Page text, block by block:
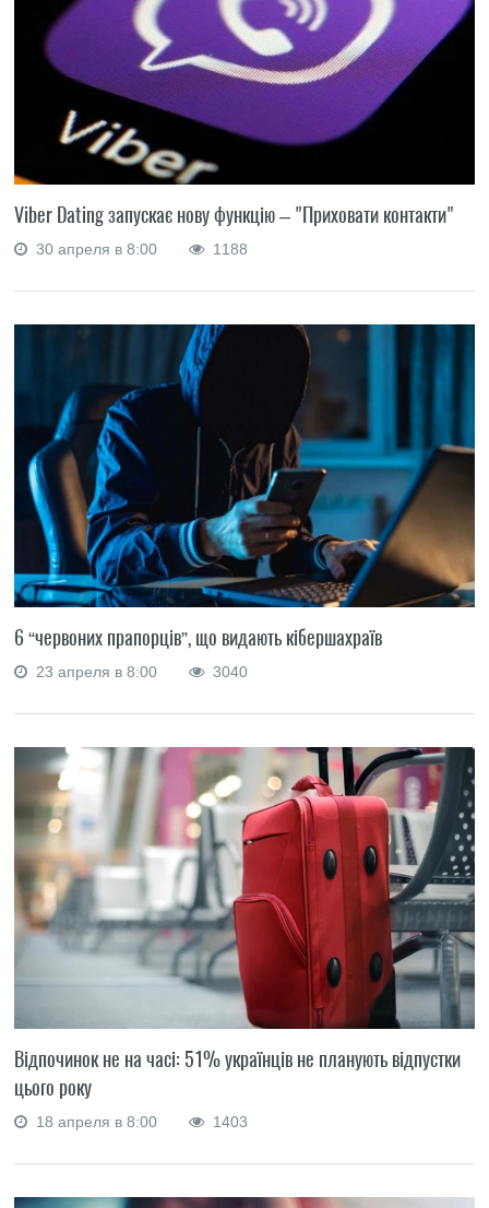
Viber Dating запускає нову функцію – "Приховати контакти"
30 апреля в 8:00 1188
6 “червоних прапорців”, що видають кібершахраїв
23 апреля в 8:00 3040
Відпочинок не на часі: 51% українців не планують відпустки
цього року
18 апреля в 8:00 1403